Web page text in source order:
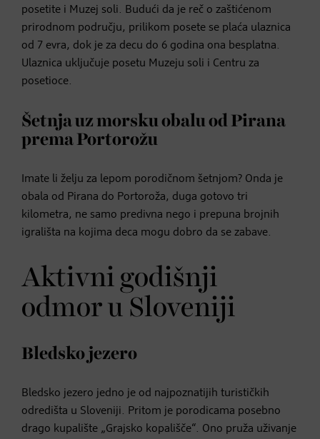
posetite i Muzej soli. Budući da je reč o zaštićenom
prirodnom području, prilikom posete se plaća ulaznica
od 7 evra, dok je za decu do 6 godina ona besplatna.
Ulaznica uključuje posetu Muzeju soli i Centru za
posetioce.
Šetnja uz morsku obalu od Pirana
prema Portorožu
Imate li želju za lepom porodičnom šetnjom? Onda je
obala od Pirana do Portoroža, duga gotovo tri
kilometra, ne samo predivna nego i prepuna brojnih
igrališta na kojima deca mogu dobro da se zabave.
Aktivni godišnji
odmor u Sloveniji
Bledsko jezero
Bledsko jezero jedno je od najpoznatijih turističkih
odredišta u Sloveniji. Pritom je porodicama posebno
drago kupalište „Grajsko kopališče“. Ono pruža uživanje